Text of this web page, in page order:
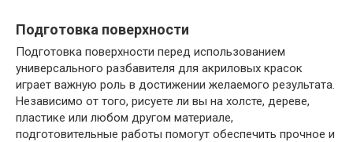
Подготовка поверхности
Подготовка поверхности перед использованием
универсального разбавителя для акриловых красок
играет важную роль в достижении желаемого результата.
Независимо от того, рисуете ли вы на холсте, дереве,
пластике или любом другом материале,
подготовительные работы помогут обеспечить прочное и